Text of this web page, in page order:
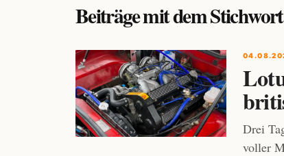
Beiträge mit dem
Drei
voller